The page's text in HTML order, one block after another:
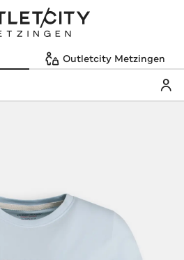
Outletcity Metzingen